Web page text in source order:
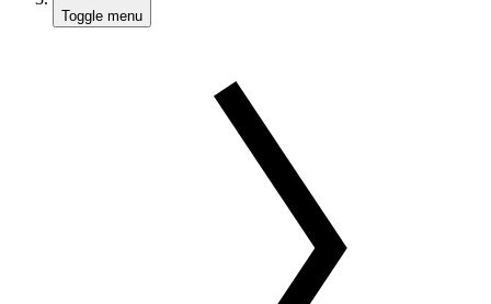
Toggle menu